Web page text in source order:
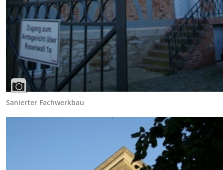
Sanierter Fachwerkbau